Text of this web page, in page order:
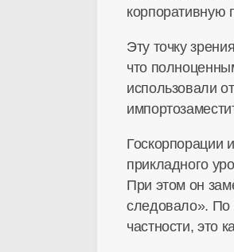
корпоративную
Эту точку
что
использовали
Госкорпорации
прикладного
При этом он
следовало». По
частности, это